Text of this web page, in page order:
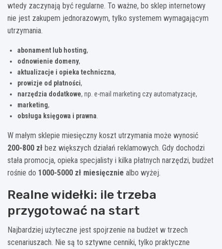
wtedy zaczynają być regularne. To ważne, bo sklep internetowy
nie jest zakupem jednorazowym, tylko systemem wymagającym
utrzymania.
abonament lub hosting,
odnowienie domeny,
aktualizacje i opieka techniczna,
prowizje od płatności,
narzędzia dodatkowe, np. e-mail marketing czy automatyzacje,
marketing,
obsługa księgowa i prawna
W małym sklepie miesięczny koszt utrzymania może wynosić
200-800 zł bez większych działań reklamowych. Gdy dochodzi
stała promocja, opieka specjalisty i kilka płatnych narzędzi, budżet
rośnie do 1000-5000 zł miesięcznie albo wyżej.
Realne widełki: ile trzeba
przygotować na start
Najbardziej użyteczne jest spojrzenie na budżet w trzech
scenariuszach. Nie są to sztywne cenniki, tylko praktyczne